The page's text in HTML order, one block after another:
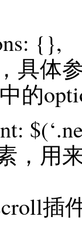
{},
具体
的
，用
插